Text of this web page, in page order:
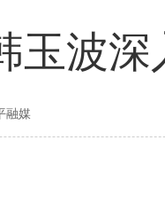
玉波深
融媒